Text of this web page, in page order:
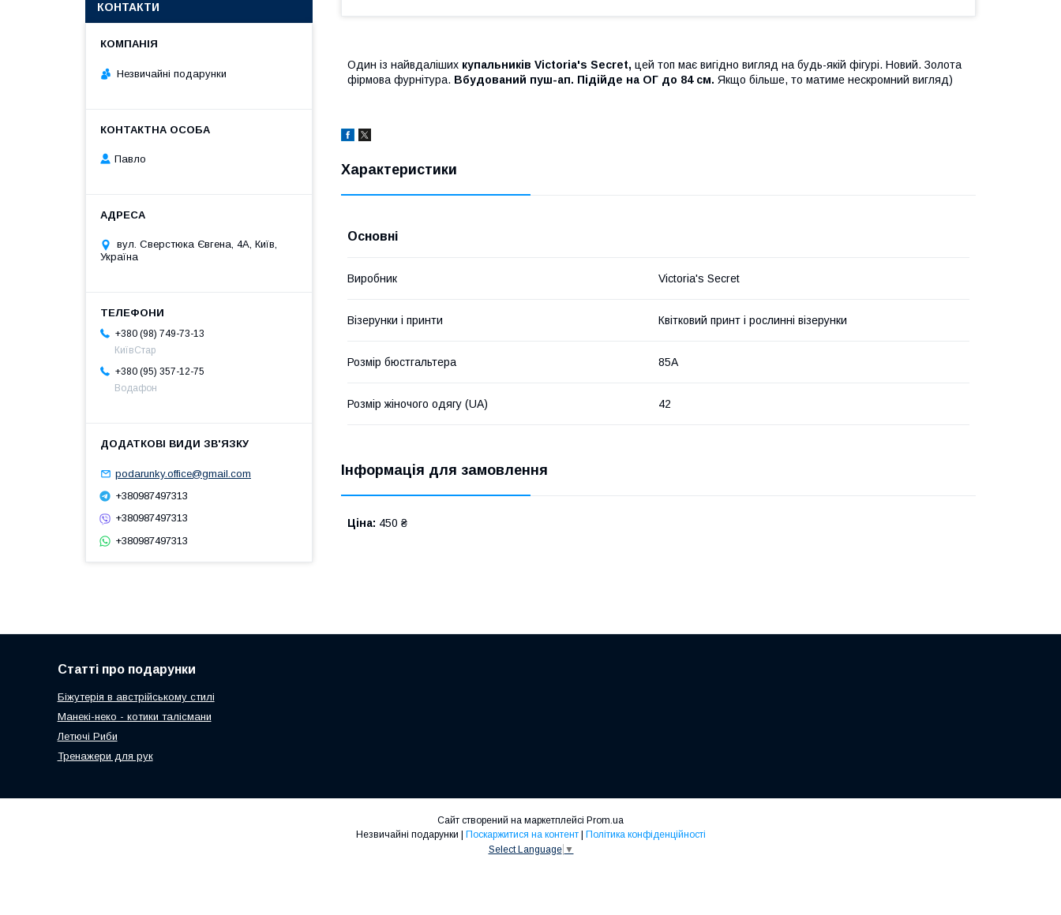
Один із найвдаліших купальників Victoria's Secret, цей топ має вигідно вигляд на будь-якій фігурі. Новий. Золота
фірмова фурнітура. Вбудований пуш-ап. Підійде на ОГ до 84 см. Якщо більше, то матиме нескромний вигляд)
Характеристики
Основні
Виробник Victoria's Secret
Візерунки і принти Квітковий принт і рослинні візерунки
Розмір бюстгальтера 85A
Розмір жіночого одягу (UA) 42
Інформація для замовлення
Ціна: 450 ₴
КОНТАКТИ
Незвичайні подарунки
Павло
вул. Сверстюка Євгена, 4А, Київ,
Україна
+380 (98) 749-73-13
КиївСтар
+380 (95) 357-12-75
Водафон
podarunky.office@gmail.com
+380987497313
+380987497313
+380987497313
Статті про подарунки
Біжутерія в австрійському стилі
Манекі-неко - котики талісмани
Летючі Риби
Тренажери для рук
Сайт створений на маркетплейсі Prom.ua
Поскаржитися на контент
Політика конфіденційності
Select Language ▼